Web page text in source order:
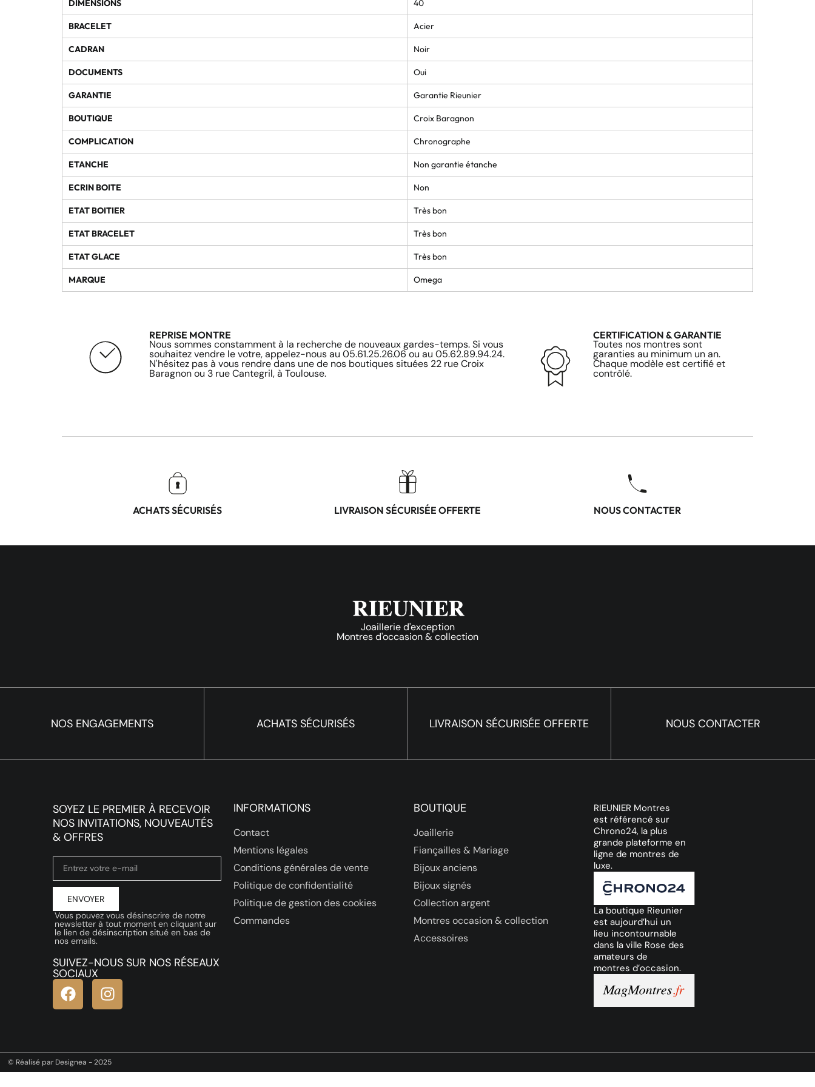
DIMENSIONS 40
BRACELET Acier
CADRAN Noir
DOCUMENTS Oui
GARANTIE Garantie Rieunier
BOUTIQUE Croix Baragnon
COMPLICATION Chronographe
ETANCHE Non garantie étanche
ECRIN BOITE Non
ETAT BOITIER Très bon
ETAT BRACELET Très bon
ETAT GLACE Très bon
MARQUE Omega
REPRISE MONTRE
Nous sommes constamment à la recherche de nouveaux gardes-temps. Si vous
souhaitez vendre le votre, appelez-nous au 05.61.25.26.06 ou au 05.62.89.94.24.
N'hésitez pas à vous rendre dans une de nos boutiques situées 22 rue Croix
Baragnon ou 3 rue Cantegril, à Toulouse.
CERTIFICATION & GARANTIE
Toutes nos montres sont
garanties au minimum un an.
Chaque modèle est certifié et
contrôlé.
ACHATS SÉCURISÉS LIVRAISON SÉCURISÉE OFFERTE NOUS CONTACTER
Joaillerie d'exception
Montres d'occasion & collection
NOS ENGAGEMENTS ACHATS SÉCURISÉS LIVRAISON SÉCURISÉE OFFERTE NOUS CONTACTER
SOYEZ LE PREMIER À RECEVOIR
NOS INVITATIONS, NOUVEAUTÉS
& OFFRES
ENVOYER
Vous pouvez vous désinscrire de notre
newsletter à tout moment en cliquant sur
le lien de désinscription situé en bas de
nos emails.
SUIVEZ-NOUS SUR NOS RÉSEAUX
SOCIAUX
INFORMATIONS
Contact
Mentions légales
Conditions générales de vente
Politique de confidentialité
Politique de gestion des cookies
Commandes
BOUTIQUE
Joaillerie
Fiançailles & Mariage
Bijoux anciens
Bijoux signés
Collection argent
Montres occasion & collection
Accessoires
RIEUNIER Montres
est référencé sur
Chrono24, la plus
grande plateforme en
ligne de montres de
luxe.
La boutique Rieunier
est aujourd’hui un
lieu incontournable
dans la ville Rose des
amateurs de
montres d’occasion.
© Réalisé par Designea - 2025